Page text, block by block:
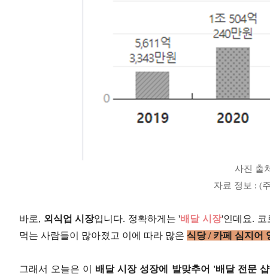
사진 출
자료 정보 : (
바로, 외식업 시장입니다. 정확하게는 '배달 시장'인데요. 코
먹는 사람들이 많아졌고 이에 따라 많은 식당 / 카페 심지어
그래서 오늘은 이 배달 시장 성장에 발맞추어 '배달 전문